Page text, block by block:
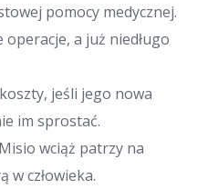
pomocy medycznej.
a już niedługo
jeśli jego nowa
im sprostać.
wciąż patrzy na
w człowieka.